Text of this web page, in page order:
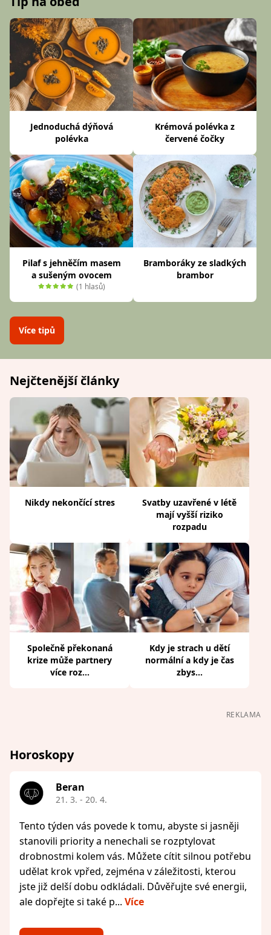
Jednoduchá dýňová
polévka
Krémová polévka z
červené čočky
Pilaf s jehněčím masem
a sušeným ovocem
(1 hlasů)
Bramboráky ze sladkých
brambor
Více tipů
Nejčtenější články
Nikdy nekončící stres
Svatby uzavřené v létě
mají vyšší riziko
rozpadu
Společně překonaná
krize může partnery
více roz...
Kdy je strach u dětí
normální a kdy je čas
zbys...
REKLAMA
Horoskopy
Beran
21. 3. - 20. 4.
Tento týden vás povede k tomu, abyste si jasněji
stanovili priority a nenechali se rozptylovat
drobnostmi kolem vás. Můžete cítit silnou potřebu
udělat krok vpřed, zejména v záležitosti, kterou
jste již delší dobu odkládali. Důvěřujte své energii,
ale dopřejte si také p... Více